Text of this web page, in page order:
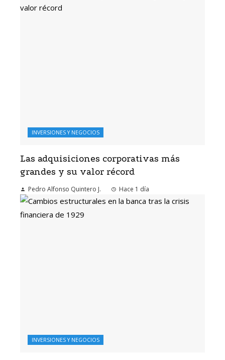
INVERSIONES Y NEGOCIOS
Las adquisiciones corporativas más
grandes y su valor récord
Pedro Alfonso Quintero J. Hace 1 día
INVERSIONES Y NEGOCIOS